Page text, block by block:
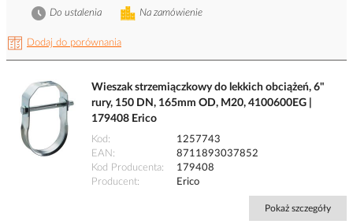
Dodaj do porównania
Na zamówienie
Do ustalenia
Wieszak strzemiączkowy do lekkich obciążeń, 6"
rury, 150 DN, 165mm OD, M20, 4100600EG |
179408 Erico
Kod
1257743
EAN
8711893037852
Kod Producenta
179408
Producent
Erico
Pokaż szczegóły